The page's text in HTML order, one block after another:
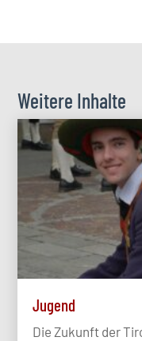
Weitere Inhalte
Jugend
Die Zukunft der